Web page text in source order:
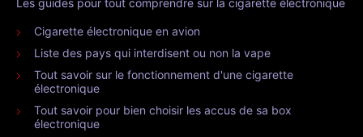
Les guides pour tout comprendre sur la cigarette électronique
Cigarette électronique en avion
Liste des pays qui interdisent ou non la vape
Tout savoir sur le fonctionnement d'une cigarette
électronique
Tout savoir pour bien choisir les accus de sa box
électronique